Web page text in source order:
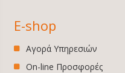
E-shop
Αγορά Υπηρεσιών
On-line Προσφορές